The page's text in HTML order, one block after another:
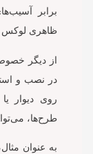
برابر
ظاهری لوکس
از دیگر
در نصب و
روی دیوار
طرح‌ها،
به عنوان